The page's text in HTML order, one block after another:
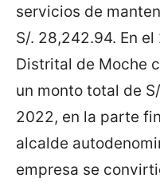
servicios de
S/. 28,242.94. En
Distrital de Moche
un monto total de
2022, en la parte
alcalde
empresa se